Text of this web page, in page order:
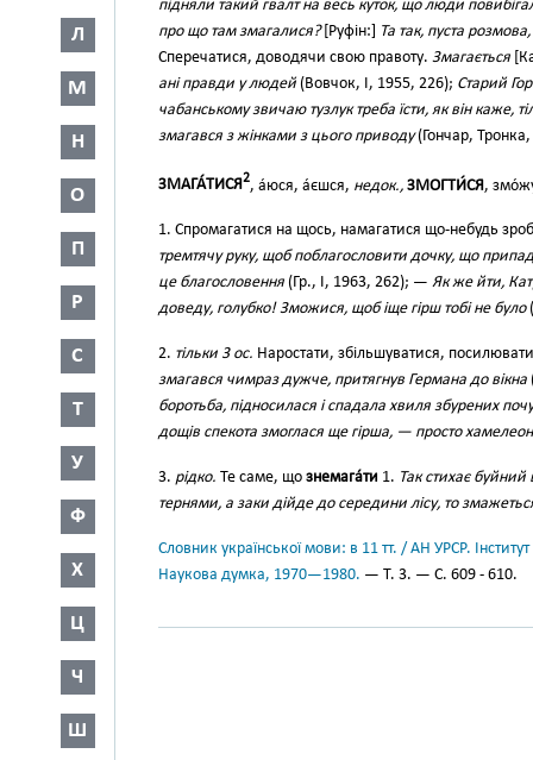
Л
М
Н
О
П
Р
С
Т
У
Ф
Х
Ц
Ч
Ш
підняли такий гвалт на весь куток, що люди
про що там змагалися?[Руфін:] Та так, пуста
Сперечатися, доводячи свою правоту. Змагається
ані правди у людей (Вовчок, І, 1955, 226); Старий
чабанському звичаю тузлук треба їсти, як він каже,
змагався з жінками з цього приводу(Гончар,
ЗМАГА́ТИСЯ2, а́юся, а́єшся, недок., ЗМОГТИ́СЯ,
1. Спромагатися на щось, намагатися що-небудь
тремтячу руку, щоб поблагословити дочку, що
це благословення (Гр., І, 1963, 262); — Як же йти,
доведу, голубко! Зможися, щоб іще гірш тобі не було
2. тільки 3 ос. Наростати, збільшуватися,
змагався чимраз дужче, притягнув Германа до вікна
боротьба, підносилася і спадала хвиля збурених
дощів спекота змоглася ще гірша, — просто
3. рідко. Те саме, що знемага́ти 1. Так стихає
тернями, а заки дійде до середини лісу, то
Словник української мови: в 11 тт. / АН УРСР.
Наукова думка, 1970—1980. — Т. 3. — С. 609 - 610.